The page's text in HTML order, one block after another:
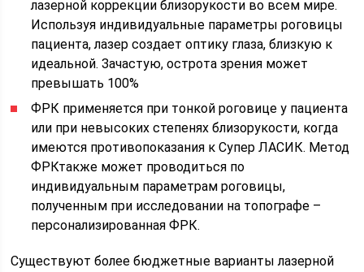
лазерной коррекции близорукости во всем мире.
Используя индивидуальные параметры роговицы
пациента, лазер создает оптику глаза, близкую к
идеальной. Зачастую, острота зрения может
превышать 100%
ФРК применяется при тонкой роговице у пациента
или при невысоких степенях близорукости, когда
имеются противопоказания к Супер ЛАСИК. Метод
ФРКтакже может проводиться по
индивидуальным параметрам роговицы,
полученным при исследовании на топографе –
персонализированная ФРК.
Существуют более бюджетные варианты лазерной